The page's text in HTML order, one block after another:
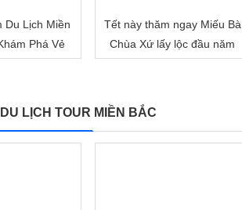
Du Lịch Miền
Phá Vẻ
Tết này thăm ngay Miếu Bà
Chùa Xứ lấy lộc đầu năm
LỊCH TOUR MIỀN BẮC